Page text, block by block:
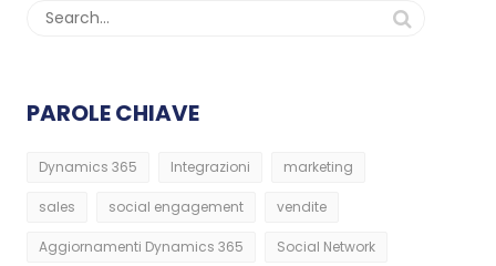
PAROLE CHIAVE
Dynamics 365 Integrazioni marketing
sales social engagement vendite
Aggiornamenti Dynamics 365 Social Network